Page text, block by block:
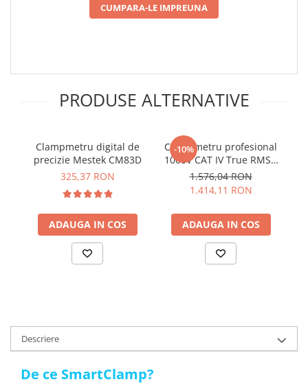
CUMPARA-LE IMPREUNA
PRODUSE ALTERNATIVE
Clampmetru digital de
precizie Mestek CM83D
325,37 RON
ADAUGA IN COS
-10%
Clampmetru profesional
1000V CAT IV True RMS -
Wiha 45219
1.576,04 RON
1.414,11 RON
ADAUGA IN COS
Descriere
De ce SmartClamp?